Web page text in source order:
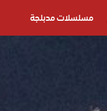
مسلسلات مدبلجة